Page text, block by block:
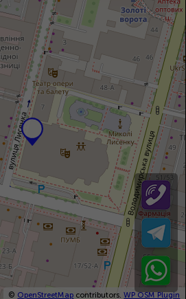
© OpenStreetMap contributors.WP OSM Plugin